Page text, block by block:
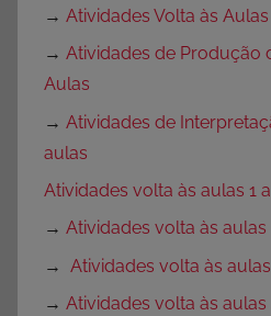
→ Atividades Volta às Aulas
→ Atividades de Produção
Aulas
→ Atividades de
aulas
Atividades volta às aulas 1
→ Atividades volta às aulas
→ Atividades volta às
→ Atividades volta às aulas